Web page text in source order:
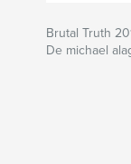
Brutal Truth
De michael